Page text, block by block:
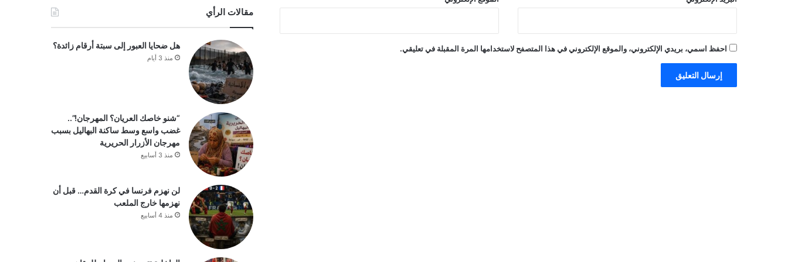
احفظ اسمي، بريدي الإلكتروني، والموقع الإلكتروني في هذا المتصفح لاستخدامها المرة المقبلة في تعليقي.
مقالات الرأي
هل ضحايا العبور إلى سبتة أرقام زائدة؟
منذ 3 أيام
“شنو خاصك العريان؟ المهرجان!”..
غضب واسع وسط ساكنة البهاليل بسبب
مهرجان الأزرار الحريرية
منذ 3 أسابيع
لن نهزم فرنسا في كرة القدم… قبل أن
نهزمها خارج الملعب
منذ 4 أسابيع